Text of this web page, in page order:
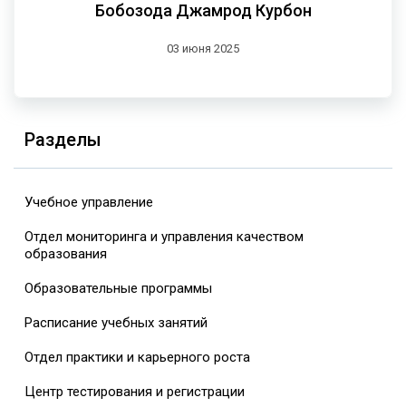
Бобозода Джамрод Курбон
03 июня 2025
Разделы
Учебное управление
Отдел мониторинга и управления качеством
образования
Образовательные программы
Расписание учебных занятий
Отдел практики и карьерного роста
Центр тестирования и регистрации